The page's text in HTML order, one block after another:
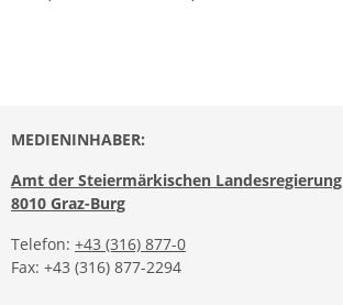
MEDIENINHABER:
Amt der Steiermärkischen Landesregierung
8010 Graz-Burg
Telefon: +43 (316) 877-0
Fax: +43 (316) 877-2294